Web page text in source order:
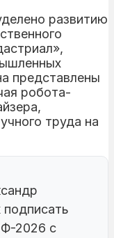
развитию
представлены
робота-
труда на
2026 с